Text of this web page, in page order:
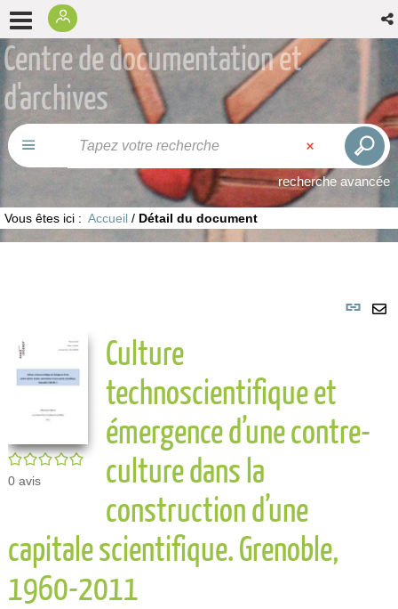
Centre de documentation et
d'archives
recherche avancée
Vous êtes ici : Accueil / Détail du document
/5
0 avis
Culture
technoscientifique et
émergence d’une contre-
culture dans la
construction d’une
capitale scientifique. Grenoble,
1960-2011